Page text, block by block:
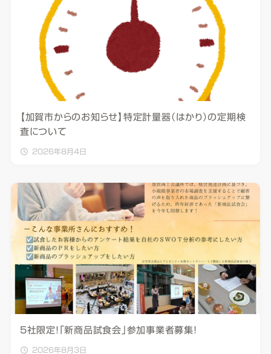
【加賀市からのお知らせ】特定計量器（はかり）の定期検
査について
2026年8月4日
5社限定！「新商品試食会」参加事業者募集！
2026年8月3日